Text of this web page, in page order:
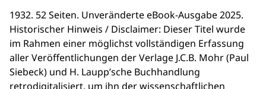
1932. 52 Seiten. Unveränderte eBook-Ausgabe 2025.
Historischer Hinweis / Disclaimer: Dieser Titel wurde
im Rahmen einer möglichst vollständigen Erfassung
aller Veröffentlichungen der Verlage J.C.B. Mohr (Paul
Siebeck) und H. Laupp’sche Buchhandlung
retrodigitalisiert, um ihn der wissenschaftlichen